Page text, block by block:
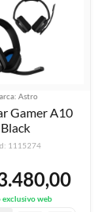
Astro
Gamer A10
Black
1115274
exclusivo web